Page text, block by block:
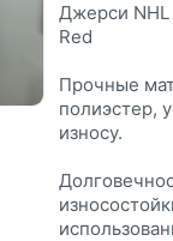
Джерси NHL
Red
Прочные
полиэстер,
износу.